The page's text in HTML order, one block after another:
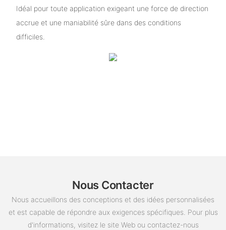
Idéal pour toute application exigeant une force de direction
accrue et une maniabilité sûre dans des conditions
difficiles.
Nous Contacter
Nous accueillons des conceptions et des idées personnalisées
et est capable de répondre aux exigences spécifiques. Pour plus
d'informations, visitez le site Web ou contactez-nous